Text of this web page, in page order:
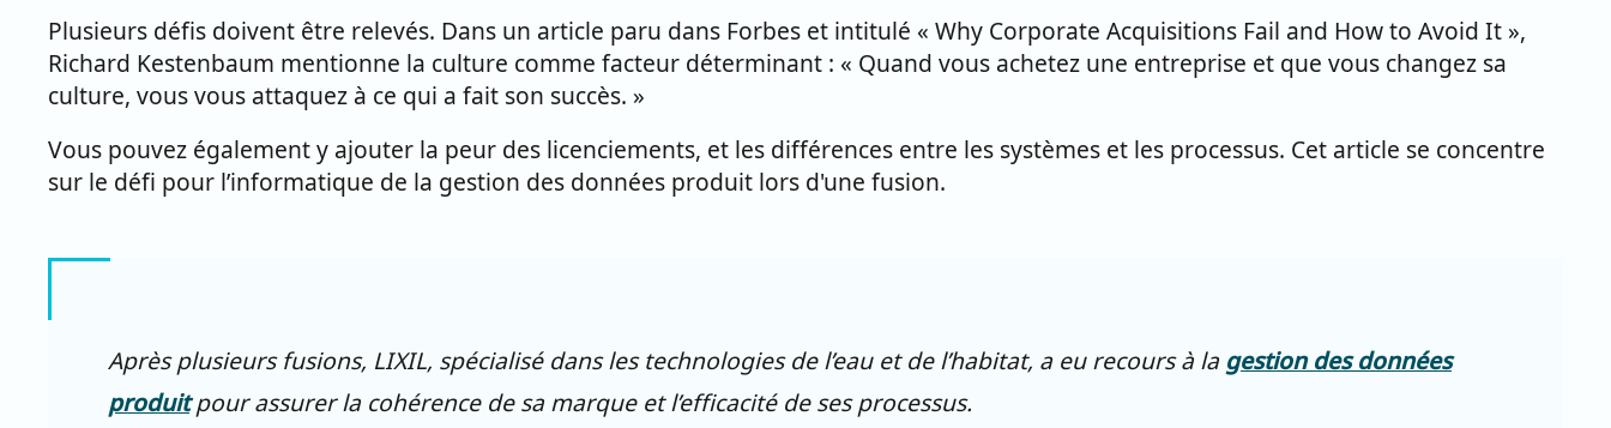
Plusieurs défis doivent être relevés. Dans un article paru dans Forbes et intitulé « Why Corporate Acquisitions Fail and How to Avoid It »,
Richard Kestenbaum mentionne la culture comme facteur déterminant : « Quand vous achetez une entreprise et que vous changez sa
culture, vous vous attaquez à ce qui a fait son succès. »
Vous pouvez également y ajouter la peur des licenciements, et les différences entre les systèmes et les processus. Cet article se concentre
sur le défi pour l’informatique de la gestion des données produit lors d'une fusion.
Après plusieurs fusions, LIXIL, spécialisé dans les technologies de l’eau et de l’habitat, a eu recours à la gestion des données
produitpour assurer la cohérence de sa marque et l’efficacité de ses processus.